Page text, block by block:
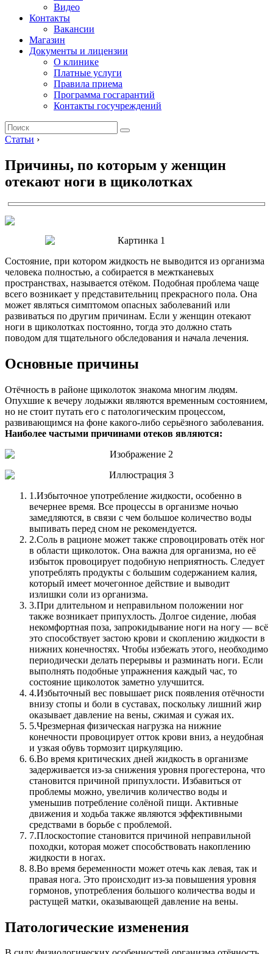
Видео
Контакты
Вакансии
Магазин
Документы и лицензии
О клинике
Платные услуги
Правила приема
Программа госгарантий
Контакты госучреждений
Статьи ›
Причины, по которым у женщин
отекают ноги в щиколотках
Состояние, при котором жидкость не выводится из организма
человека полностью, а собирается в межтканевых
пространствах, называется отёком. Подобная проблема чаще
всего возникает у представительниц прекрасного пола. Она
может являться симптомом опасных заболеваний или
развиваться по другим причинам. Если у женщин отекают
ноги в щиколотках постоянно, тогда это должно стать
поводом для тщательного обследования и начала лечения.
Основные причины
Отёчность в районе щиколоток знакома многим людям.
Опухшие к вечеру лодыжки являются временным состоянием,
но не стоит путать его с патологическим процессом,
развивающимся на фоне какого-либо серьёзного заболевания.
Наиболее частыми причинами отеков являются:
1.Избыточное употребление жидкости, особенно в
вечернее время. Все процессы в организме ночью
замедляются, в связи с чем большое количество воды
выпивать перед сном не рекомендуется.
2.Соль в рационе может также спровоцировать отёк ног
в области щиколоток. Она важна для организма, но её
избыток провоцирует подобную неприятность. Следует
употреблять продукты с большим содержанием калия,
который имеет мочегонное действие и выводит
излишки соли из организма.
3.При длительном и неправильном положении ног
также возникает припухлость. Долгое сидение, любая
некомфортная поза, запрокидывание ноги на ногу — всё
это способствует застою крови и скоплению жидкости в
нижних конечностях. Чтобы избежать этого, необходимо
периодически делать перерывы и разминать ноги. Если
выполнять подобные упражнения каждый час, то
состояние щиколоток заметно улучшится.
4.Избыточный вес повышает риск появления отёчности
внизу стопы и боли в суставах, поскольку лишний жир
оказывает давление на вены, сжимая и сужая их.
5.Чрезмерная физическая нагрузка на нижние
конечности провоцирует отток крови вниз, а неудобная
и узкая обувь тормозит циркуляцию.
6.Во время критических дней жидкость в организме
задерживается из-за снижения уровня прогестерона, что
становится причиной припухлости. Избавиться от
проблемы можно, увеличив количество воды и
уменьшив потребление солёной пищи. Активные
движения и ходьба также являются эффективными
средствами в борьбе с проблемой.
7.Плоскостопие становится причиной неправильной
походки, которая может способствовать накоплению
жидкости в ногах.
8.Во время беременности может отечь как левая, так и
правая нога. Это происходит из-за повышения уровня
гормонов, употребления большого количества воды и
растущей матки, оказывающей давление на вены.
Патологические изменения